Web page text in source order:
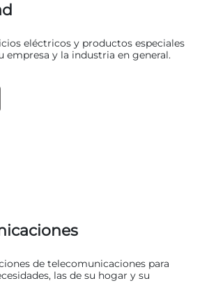
eléctricos y productos especiales
empresa y la industria en general.
de telecomunicaciones para
las de su hogar y su